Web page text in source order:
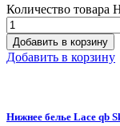
Количество товара
Добавить в корзину
Добавить в корзину
Нижнее белье Lace qb